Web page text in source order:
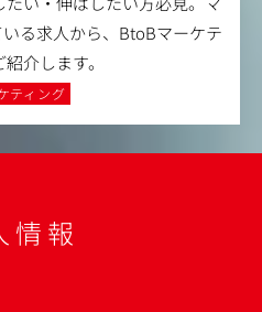
る求人から、BtoBマーケテ
介します。
ティング
情報